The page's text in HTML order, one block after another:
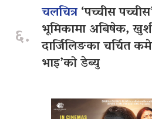
६.
चलचित्र‘पच्चीस
भूमिकामा अबिषेक,
दार्जिलिङका चर्चित
भाइ’को डेब्यु